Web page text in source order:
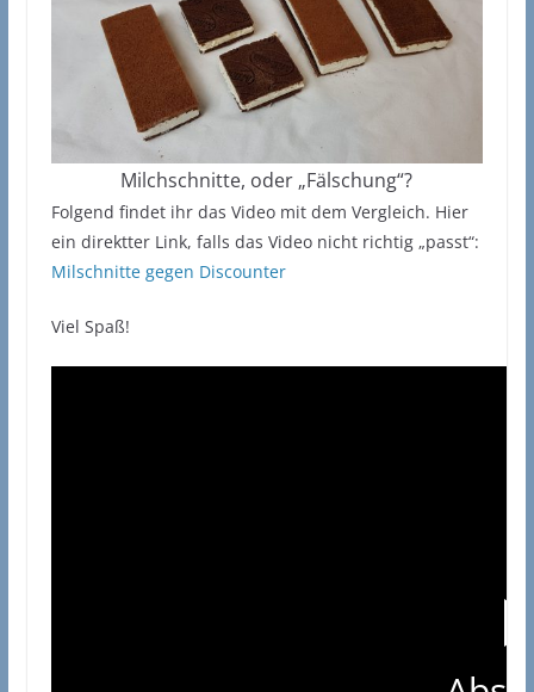
Milchschnitte, oder „Fälschung“?
Folgend findet ihr das Video mit dem Vergleich. Hier
ein direktter Link, falls das Video nicht richtig „passt“:
Milschnitte gegen Discounter
Viel Spaß!